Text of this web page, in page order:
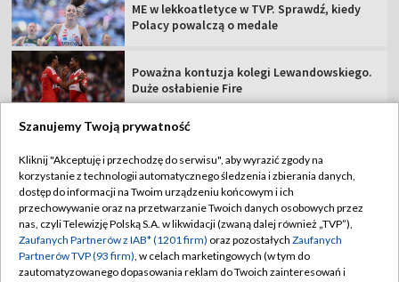
ME w lekkoatletyce w TVP. Sprawdź, kiedy
Polacy powalczą o medale
Poważna kontuzja kolegi Lewandowskiego.
Duże osłabienie Fire
TVP
Abonament TVP
Sklep TVP
Biuro Reklamy
Regulamin TVP
Polityka prywatności
Moje zgody
Szanujemy Twoją prywatność
Kliknij "Akceptuję i przechodzę do serwisu", aby wyrazić zgody na
korzystanie z technologii automatycznego śledzenia i zbierania danych,
dostęp do informacji na Twoim urządzeniu końcowym i ich
przechowywanie oraz na przetwarzanie Twoich danych osobowych przez
nas, czyli Telewizję Polską S.A. w likwidacji (zwaną dalej również „TVP”),
Zaufanych Partnerów z IAB* (1201 firm) oraz pozostałych Zaufanych
Partnerów TVP (93 firm), w celach marketingowych (w tym do
zautomatyzowanego dopasowania reklam do Twoich zainteresowań i